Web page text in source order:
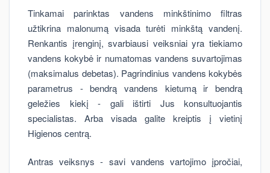
Tinkamai parinktas vandens minkštinimo filtras
užtikrina malonumą visada turėti minkštą vandenį.
Renkantis įrenginį, svarbiausi veiksniai yra tiekiamo
vandens kokybė ir numatomas vandens suvartojimas
(maksimalus debetas). Pagrindinius vandens kokybės
parametrus - bendrą vandens kietumą ir bendrą
geležies kiekį - gali ištirti Jus konsultuojantis
specialistas. Arba visada galite kreiptis į vietinį
Higienos centrą.
Antras veiksnys - savi vandens vartojimo įpročiai,